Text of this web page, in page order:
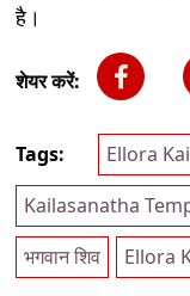
है।
शेयर करें:
Tags: Ellora
Kailasanatha
भगवान शिव
Ellora